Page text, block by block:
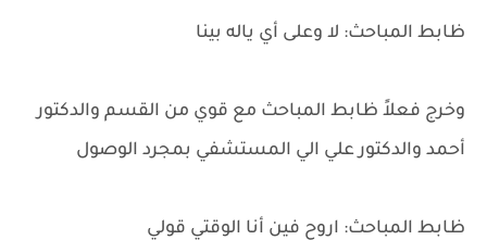
ظابط المباحث: لا وعلى أي ياله بينا
وخرج فعلاً ظابط المباحث مع قوي من القسم والدكتور
أحمد والدكتور علي الي المستشفي بمجرد الوصول
ظابط المباحث: اروح فين أنا الوقتي قولي